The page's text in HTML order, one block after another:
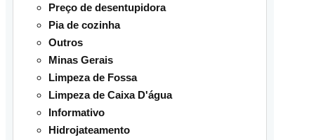
Preço de desentupidora
Pia de cozinha
Outros
Minas Gerais
Limpeza de Fossa
Limpeza de Caixa D'água
Informativo
Hidrojateamento